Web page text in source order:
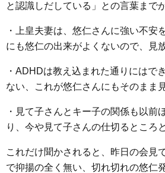
と認識しだしている」との言葉まで
・上皇夫妻は、悠仁さんに強い不安
にも悠仁の出来がよくないので、見
・ADHDは教え込まれた通りにはで
ない、これが悠仁さんにもそのまま
・見て子さんとキー子の関係も以前
り、今や見て子さんの仕切るところ
これだけ聞かされると、昨日の会見
で抑揚の全く無い、切れ切れの悠仁